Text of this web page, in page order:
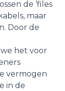
de ‘files
maar
Door de
het voor
vermogen
in de